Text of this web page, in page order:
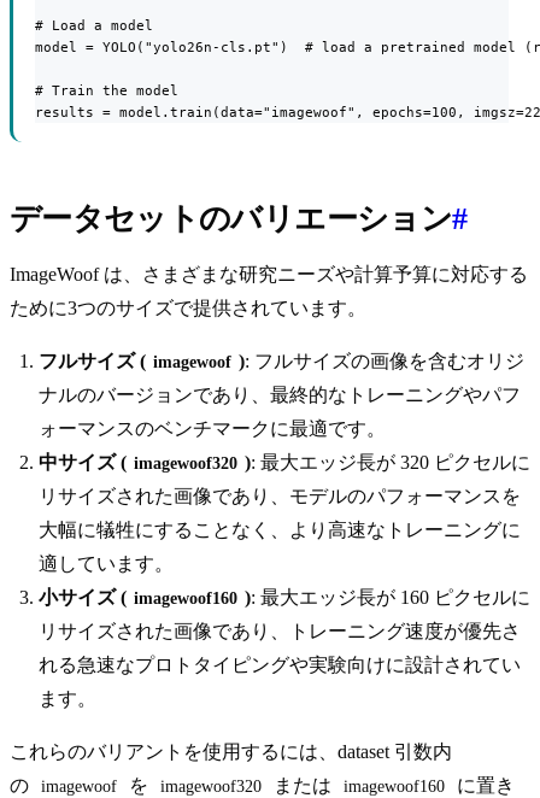
# Load a model
model = YOLO("yolo26n-cls.pt")  # load a pretrained model
# Train the model
results = model.train(data="imagewoof", epochs=100,
データセットのバリエーション#
ImageWoof は、さまざまな研究ニーズや計算予算に対応する
ために3つのサイズで提供されています。
フルサイズ ( imagewoof ): フルサイズの画像を含むオリジ
ナルのバージョンであり、最終的なトレーニングやパフ
ォーマンスのベンチマークに最適です。
中サイズ ( imagewoof320 ): 最大エッジ長が 320 ピクセルに
リサイズされた画像であり、モデルのパフォーマンスを
大幅に犠牲にすることなく、より高速なトレーニングに
適しています。
小サイズ ( imagewoof160 ): 最大エッジ長が 160 ピクセルに
リサイズされた画像であり、トレーニング速度が優先さ
れる急速なプロトタイピングや実験向けに設計されてい
ます。
これらのバリアントを使用するには、dataset 引数内
の
imagewoof を imagewoof320 または imagewoof160
に置き